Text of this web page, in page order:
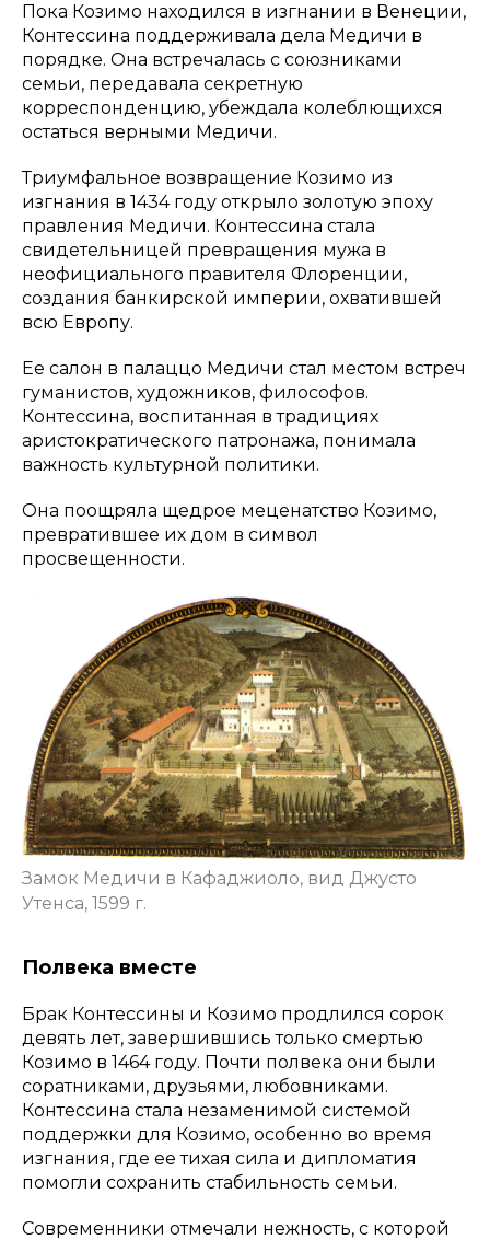
Пока Козимо находился в изгнании в Венеции,
Контессина поддерживала дела Медичи в
порядке. Она встречалась с союзниками
семьи, передавала секретную
корреспонденцию, убеждала колеблющихся
остаться верными Медичи.
Триумфальное возвращение Козимо из
изгнания в 1434 году открыло золотую эпоху
правления Медичи. Контессина стала
свидетельницей превращения мужа в
неофициального правителя Флоренции,
создания банкирской империи, охватившей
всю Европу.
Ее салон в палаццо Медичи стал местом встреч
гуманистов, художников, философов.
Контессина, воспитанная в традициях
аристократического патронажа, понимала
важность культурной политики.
Она поощряла щедрое меценатство Козимо,
превратившее их дом в символ
просвещенности.
Замок Медичи в Кафаджиоло, вид Джусто
Утенса, 1599 г.
Полвека вместе
Брак Контессины и Козимо продлился сорок
девять лет, завершившись только смертью
Козимо в 1464 году. Почти полвека они были
соратниками, друзьями, любовниками.
Контессина стала незаменимой системой
поддержки для Козимо, особенно во время
изгнания, где ее тихая сила и дипломатия
помогли сохранить стабильность семьи.
Современники отмечали нежность, с которой